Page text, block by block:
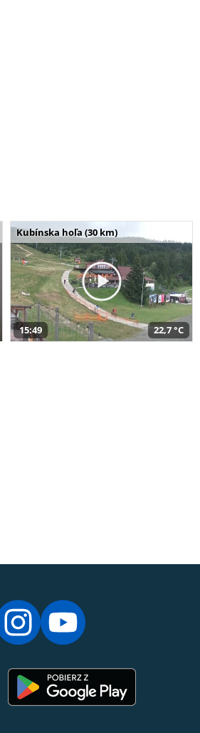
Kubínska hoľa (30 km)
15:49 22,7 °C